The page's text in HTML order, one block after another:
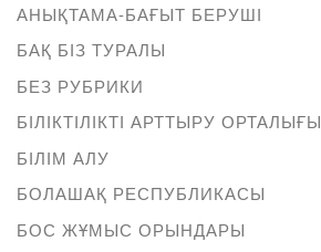
АНЫҚТАМА-БАҒЫТ БЕРУШІ
БАҚ БІЗ ТУРАЛЫ
БЕЗ РУБРИКИ
БІЛІКТІЛІКТІ АРТТЫРУ ОРТАЛЫҒЫ
БІЛІМ АЛУ
БОЛАШАҚ РЕСПУБЛИКАСЫ
БОС ЖҰМЫС ОРЫНДАРЫ